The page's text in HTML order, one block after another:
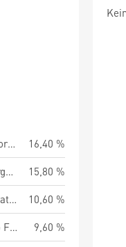
DWS ESG Dynamic Opportunities SC
16,40 %
DWS Concept Kaldemorgen IC100
15,80 %
Xtrackers II EUR Corporate Bond UCITS ETF 1C
10,60 %
Deutsche Managed Euro Fund Z-Class
9,60 %